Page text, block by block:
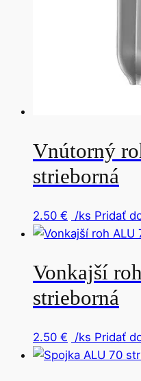
Vnútorný
strieborná
2.50 € /ks Pridať
Vonkajší
strieborná
2.50 € /ks Pridať